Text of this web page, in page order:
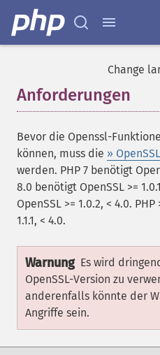
Change
Anforderungen
Bevor die Openssl-
können, muss die » OpenSSL
werden. PHP 7 benötigt
8.0 benötigt OpenSSL >=
OpenSSL >= 1.0.2, < 4.0.
1.1.1, < 4.0.
Warnung Es wird
OpenSSL-Version zu
anderenfalls könnte der
Angriffe sein.